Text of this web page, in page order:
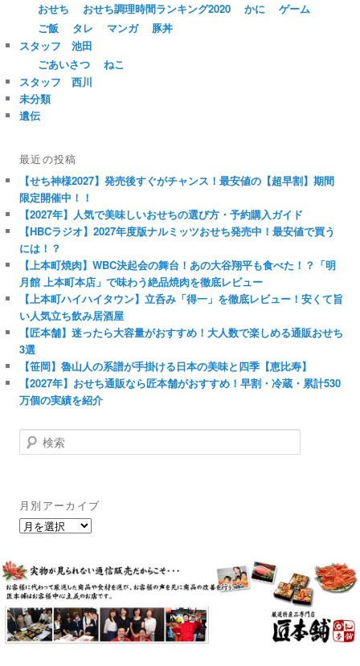
おせち
おせち調理時間ランキング2020 かに
ゲーム
ご飯
タレ マンガ
豚丼
スタッフ 池田
ごあいさつ
ねこ
スタッフ 西川
未分類
遺伝
最近の投稿
【せち神様2027】発売後すぐがチャンス！最安値の【超早割】期間
限定開催中！！
【2027年】人気で美味しいおせちの選び方・予約購入ガイド
【HBCラジオ】2027年度版ナルミッツおせち発売中！最安値で買う
には！？
【上本町焼肉】WBC決起会の舞台！あの大谷翔平も食べた！？「明
月館 上本町本店」で味わう絶品焼肉を徹底レビュー
【上本町ハイハイタウン】立呑み「得一」を徹底レビュー！安くて旨
い人気立ち飲み居酒屋
【匠本舗】迷ったら大容量がおすすめ！大人数で楽しめる通販おせち
3選
【笹岡】魯山人の系譜が手掛ける日本の美味と四季【恵比寿】
【2027年】おせち通販なら匠本舗がおすすめ！早割・冷蔵・累計530
万個の実績を紹介
検
索
月別アーカイブ
月
ー
カ
イ
ブ